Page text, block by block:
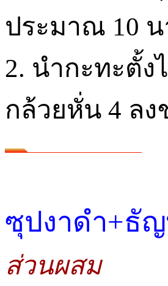
ประมาณ 10
2. นำกะทะตั้
กล้วยหั่น 4 ล
ซุปงาดำ+ธั
ส่วนผสม